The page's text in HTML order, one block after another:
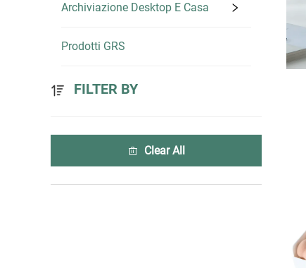
Archiviazione Desktop E Casa
Prodotti GRS
FILTER BY
Clear All